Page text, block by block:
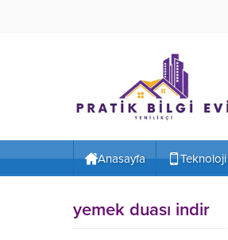
Anasayfa Teknoloji
yemek duası indir